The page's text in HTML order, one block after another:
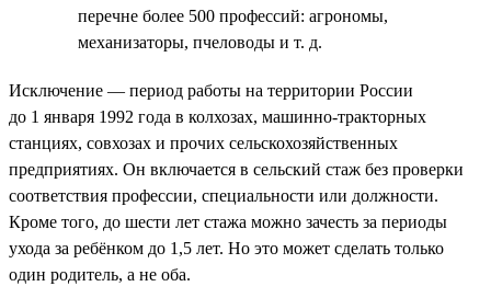
перечне более 500 профессий: агрономы,
механизаторы, пчеловоды и т. д.
Исключение — период работы на территории России
до 1 января 1992 года в колхозах, машинно-тракторных
станциях, совхозах и прочих сельскохозяйственных
предприятиях. Он включается в сельский стаж без проверки
соответствия профессии, специальности или должности.
Кроме того, до шести лет стажа можно зачесть за периоды
ухода за ребёнком до 1,5 лет. Но это может сделать только
один родитель, а не оба.